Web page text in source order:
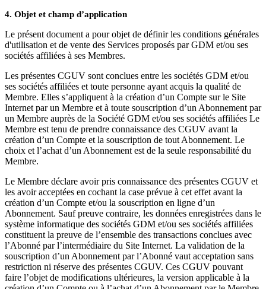
4. Objet et champ d’application
Le présent document a pour objet de définir les conditions générales
d'utilisation et de vente des Services proposés par GDM et/ou ses
sociétés affiliées à ses Membres.
Les présentes CGUV sont conclues entre les sociétés GDM et/ou
ses sociétés affiliées et toute personne ayant acquis la qualité de
Membre. Elles s’appliquent à la création d’un Compte sur le Site
Internet par un Membre et à toute souscription d’un Abonnement par
un Membre auprès de la Société GDM et/ou ses sociétés affiliées Le
Membre est tenu de prendre connaissance des CGUV avant la
création d’un Compte et la souscription de tout Abonnement. Le
choix et l’achat d’un Abonnement est de la seule responsabilité du
Membre.
Le Membre déclare avoir pris connaissance des présentes CGUV et
les avoir acceptées en cochant la case prévue à cet effet avant la
création d’un Compte et/ou la souscription en ligne d’un
Abonnement. Sauf preuve contraire, les données enregistrées dans le
système informatique des sociétés GDM et/ou ses sociétés affiliées
constituent la preuve de l’ensemble des transactions conclues avec
l’Abonné par l’intermédiaire du Site Internet. La validation de la
souscription d’un Abonnement par l’Abonné vaut acceptation sans
restriction ni réserve des présentes CGUV. Ces CGUV pouvant
faire l’objet de modifications ultérieures, la version applicable à la